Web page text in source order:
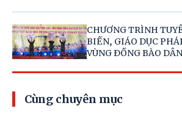
CHƯƠNG TRÌNH
BIẾN, GIÁO DỤC
VÙNG ĐỒNG BÀO
Cùng chuyên mục